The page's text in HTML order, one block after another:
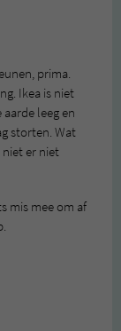
prima.
Ikea is niet
leeg en
storten. Wat
er niet
mis mee om af